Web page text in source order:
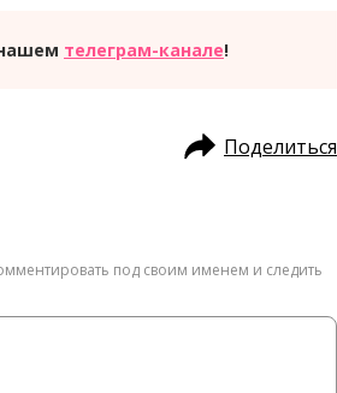
телеграм-канале!
Поделиться
под своим именем и следить